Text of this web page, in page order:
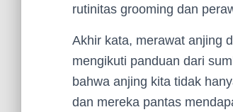
rutinitas grooming dan
Akhir kata, merawat anjing
mengikuti panduan dari
bahwa anjing kita tidak
dan mereka pantas